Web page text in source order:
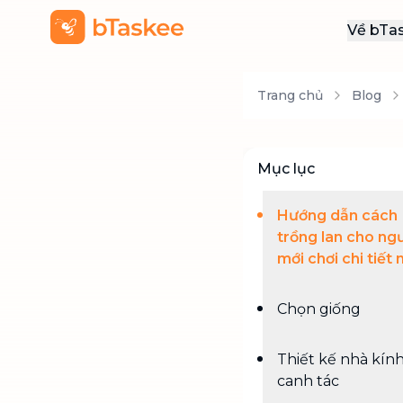
Về
Trang chủ Blog
Mục lục
Hướng dẫn cách
trồng lan cho
mới chơi chi tiết
Chọn giống
Thiết kế nhà kính
canh tác